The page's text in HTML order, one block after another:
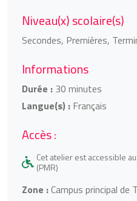
Niveau(x) scolaire(s)
Secondes, Premières,
Informations
Durée : 30 minutes
Langue(s) : Français
Accès :
Cet atelier est accessible
(PMR)
Zone :Campus principal de